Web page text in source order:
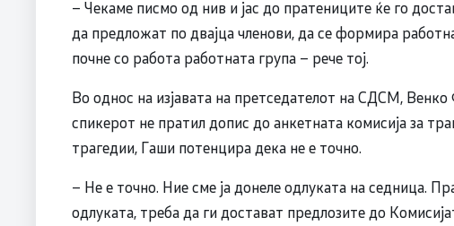
– Чекаме писмо од нив и јас до пратениците ќе го
да предложат по двајца членови, да се формира
почне со работа работната група – рече тој.
Во однос на изјавата на претседателот на СДСМ,
спикерот не пратил допис до анкетната комисија за
трагедии, Гаши потенцира дека не е точно.
– Не е точно. Ние сме ја донеле одлуката на седница.
одлуката, треба да ги достават предлозите до